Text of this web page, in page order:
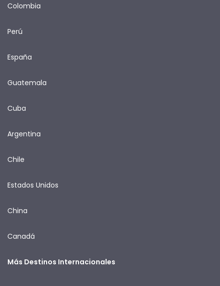
Colombia
Perú
España
Guatemala
Cuba
Argentina
Chile
Estados Unidos
China
Canadá
Más Destinos Internacionales